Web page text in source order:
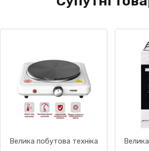
Велика побутова техніка